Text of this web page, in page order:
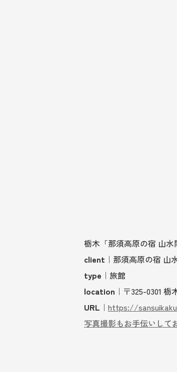
栃木「那須高原の宿 山水
client ｜那須高原の宿 山
type ｜旅館
location ｜〒325-0301
URL ｜ https://
写真撮影もお手伝いして